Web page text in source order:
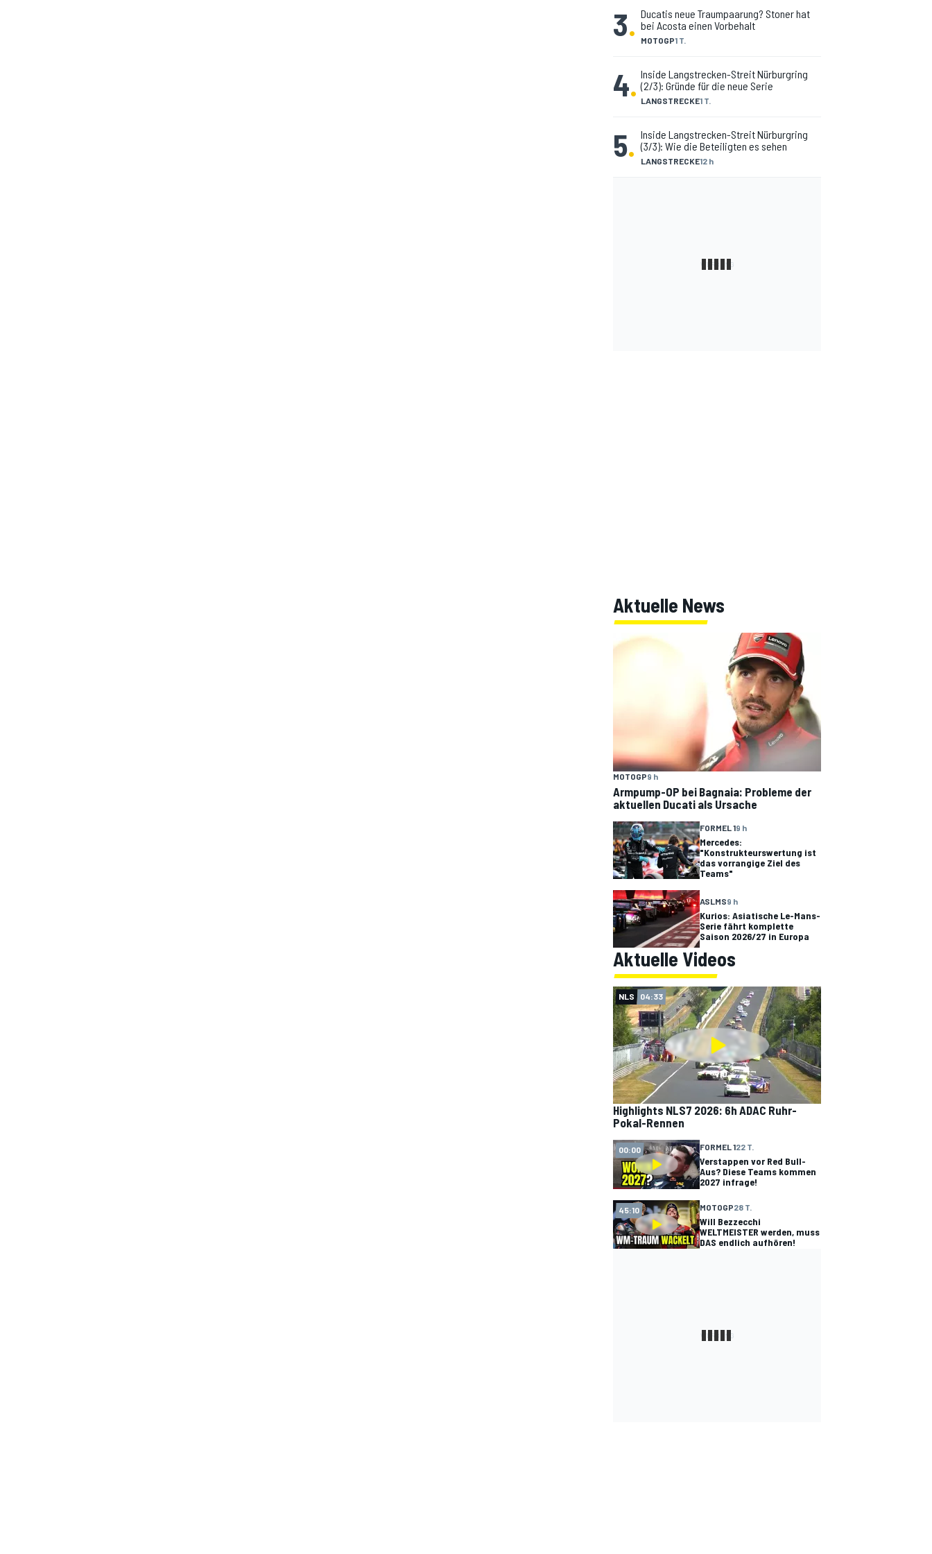
3. MOTOGP1 T.
Ducatis neue Traumpaarung? Stoner hat
bei Acosta einen Vorbehalt
4. LANGSTRECKE1 T.
Inside Langstrecken-Streit Nürburgring
(2/3): Gründe für die neue Serie
5. LANGSTRECKE12 h
Inside Langstrecken-Streit Nürburgring
(3/3): Wie die Beteiligten es sehen
Aktuelle News
MOTOGP9 h
Armpump-OP bei Bagnaia: Probleme der
aktuellen Ducati als Ursache
FORMEL 19 h
Mercedes:
"Konstrukteurswertung ist
das vorrangige Ziel des
Teams"
ASLMS9 h
Kurios: Asiatische Le-Mans-
Serie fährt komplette
Saison 2026/27 in Europa
Aktuelle Videos
NLS 04:33
Highlights NLS7 2026: 6h ADAC Ruhr-
Pokal-Rennen
00:00 FORMEL 122 T.
Verstappen vor Red Bull-
Aus? Diese Teams kommen
2027 infrage!
45:10 MOTOGP28 T.
Will Bezzecchi
WELTMEISTER werden, muss
DAS endlich aufhören!